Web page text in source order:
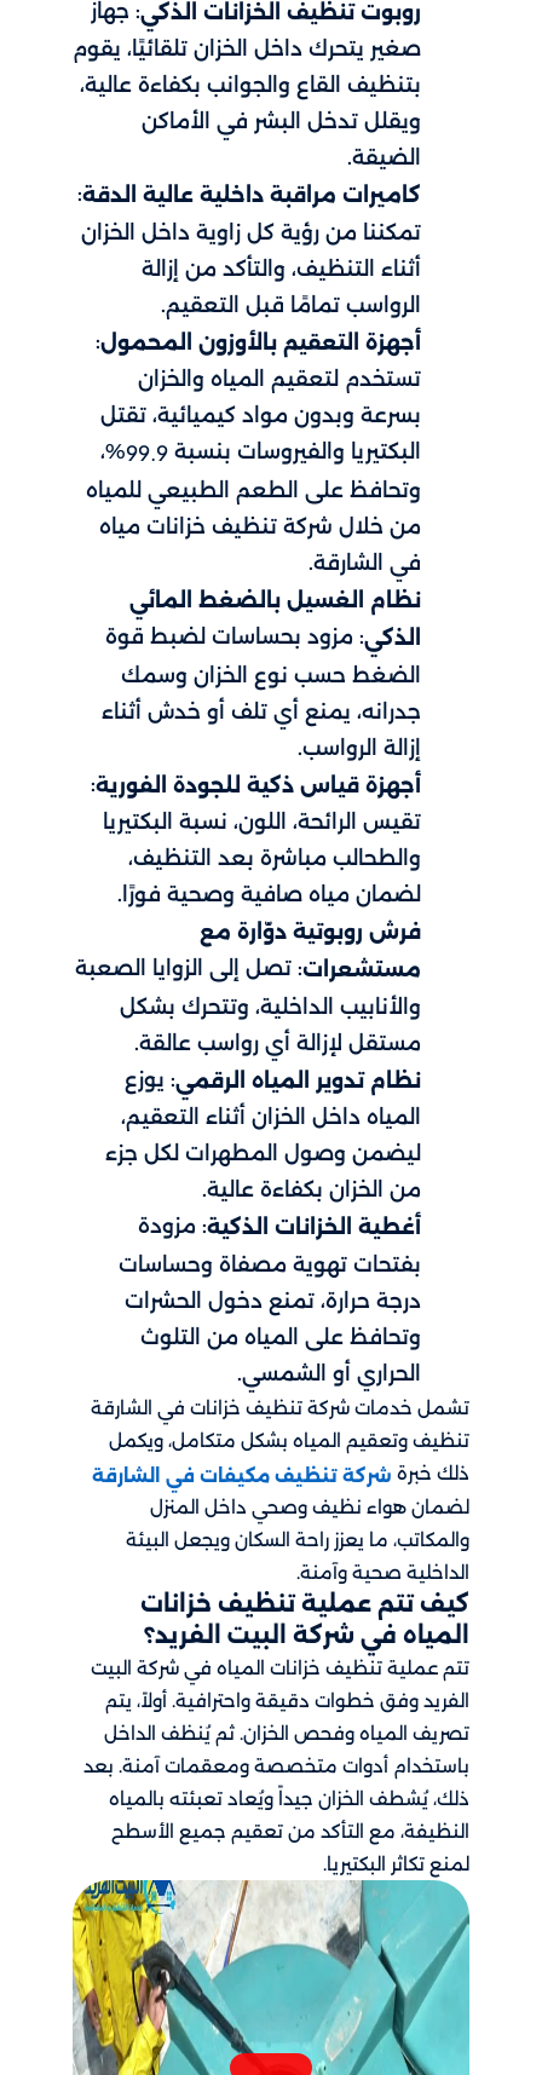
روبوت تنظيف الخزانات الذكي: جهاز
صغير يتحرك داخل الخزان تلقائيًا، يقوم
بتنظيف القاع والجوانب بكفاءة عالية،
ويقلل تدخل البشر في الأماكن
الضيقة.
كاميرات مراقبة داخلية عالية الدقة:
تمكننا من رؤية كل زاوية داخل الخزان
أثناء التنظيف، والتأكد من إزالة
الرواسب تمامًا قبل التعقيم.
أجهزة التعقيم بالأوزون المحمول:
تستخدم لتعقيم المياه والخزان
بسرعة وبدون مواد كيميائية، تقتل
البكتيريا والفيروسات بنسبة 99.9%،
وتحافظ على الطعم الطبيعي للمياه
من خلال شركة تنظيف خزانات مياه
في الشارقة.
نظام الغسيل بالضغط المائي
الذكي: مزود بحساسات لضبط قوة
الضغط حسب نوع الخزان وسمك
جدرانه، يمنع أي تلف أو خدش أثناء
إزالة الرواسب.
أجهزة قياس ذكية للجودة الفورية:
تقيس الرائحة، اللون، نسبة البكتيريا
والطحالب مباشرة بعد التنظيف،
لضمان مياه صافية وصحية فورًا.
فرش روبوتية دوّارة مع
مستشعرات: تصل إلى الزوايا الصعبة
والأنابيب الداخلية، وتتحرك بشكل
مستقل لإزالة أي رواسب عالقة.
نظام تدوير المياه الرقمي: يوزع
المياه داخل الخزان أثناء التعقيم،
ليضمن وصول المطهرات لكل جزء
من الخزان بكفاءة عالية.
أغطية الخزانات الذكية: مزودة
بفتحات تهوية مصفاة وحساسات
درجة حرارة، تمنع دخول الحشرات
وتحافظ على المياه من التلوث
الحراري أو الشمسي.
تشمل خدمات شركة تنظيف خزانات في الشارقة
تنظيف وتعقيم المياه بشكل متكامل، ويكمل
ذلك خبرة شركة تنظيف مكيفات في الشارقة
لضمان هواء نظيف وصحي داخل المنزل
والمكاتب، ما يعزز راحة السكان ويجعل البيئة
الداخلية صحية وآمنة.
كيف تتم عملية تنظيف خزانات
المياه في شركة البيت الفريد؟
تتم عملية تنظيف خزانات المياه في شركة البيت
الفريد وفق خطوات دقيقة واحترافية. أولاً، يتم
تصريف المياه وفحص الخزان. ثم يُنظف الداخل
باستخدام أدوات متخصصة ومعقمات آمنة. بعد
ذلك، يُشطف الخزان جيداً ويُعاد تعبئته بالمياه
النظيفة، مع التأكد من تعقيم جميع الأسطح
لمنع تكاثر البكتيريا.